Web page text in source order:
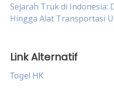
Sejarah Truk di Indonesia:
Hingga Alat Transportasi
Link Alternatif
Togel HK